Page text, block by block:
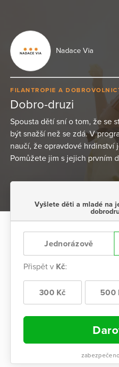
Nadace Via
FILANTROPIE A
Dobro-druzi
Spousta dětí sní o tom, že se
být snažší než se zdá. V
naučí, že opravdové hrdinství
Pomůžete jim s jejich prvním
Vyšlete děti a mladé na
Jednorázově
Přispět v Kč:
300 Kč 500